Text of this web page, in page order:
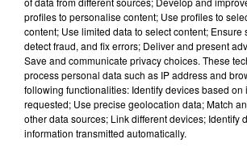
transfert d'Adam
La FIFA a finalement
début de semaine le
défenseur central
Lang du club de
profiles to personalise content; Use profiles to
content; Use limited data to select content; Ensure
detect fraud, and fix errors; Deliver and present
Save and communicate privacy choices. These
process personal data such as IP address and
following functionalities: Identify devices based on
requested; Use precise geolocation data; Match
other data sources; Link different devices; Identify
information transmitted automatically.